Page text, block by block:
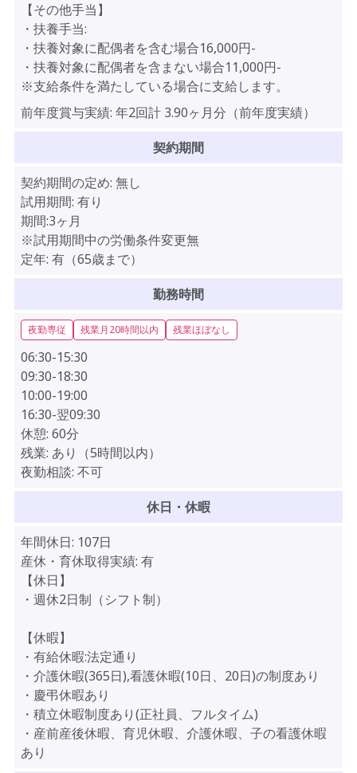
【その他手当】
・扶養手当:
・扶養対象に配偶者を含む場合16,000円-
・扶養対象に配偶者を含まない場合11,000円-
※支給条件を満たしている場合に支給します。
前年度賞与実績: 年2回計 3.90ヶ月分（前年度実績）
契約期間
契約期間の定め: 無し
試用期間: 有り
期間:3ヶ月
※試用期間中の労働条件変更無
定年: 有（65歳まで）
勤務時間
夜勤専従 残業月20時間以内 残業ほぼなし
06:30-15:30
09:30-18:30
10:00-19:00
16:30-翌09:30
休憩: 60分
残業: あり（5時間以内）
夜勤相談: 不可
休日・休暇
年間休日: 107日
産休・育休取得実績: 有
【休日】
・週休2日制（シフト制）
【休暇】
・有給休暇:法定通り
・介護休暇(365日),看護休暇(10日、20日)の制度あり
・慶弔休暇あり
・積立休暇制度あり(正社員、フルタイム)
・産前産後休暇、育児休暇、介護休暇、子の看護休暇
あり